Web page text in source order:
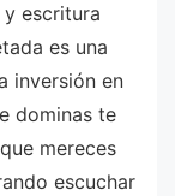
escritura
es una
inversión en
dominas te
mereces
escuchar